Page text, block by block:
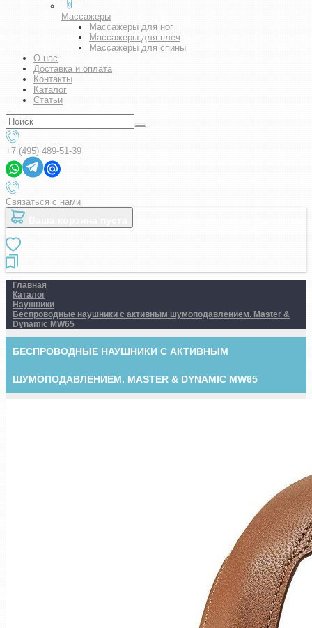
Массажеры
Массажеры для ног
Массажеры для плеч
Массажеры для спины
О нас
Доставка и оплата
Контакты
Каталог
Статьи
+7 (495) 489-51-39
Связаться с нами
Главная
Каталог
Наушники
Беспроводные наушники с активным шумоподавлением. Master &
Dynamic MW65
БЕСПРОВОДНЫЕ НАУШНИКИ С АКТИВНЫМ
ШУМОПОДАВЛЕНИЕМ. MASTER & DYNAMIC MW65